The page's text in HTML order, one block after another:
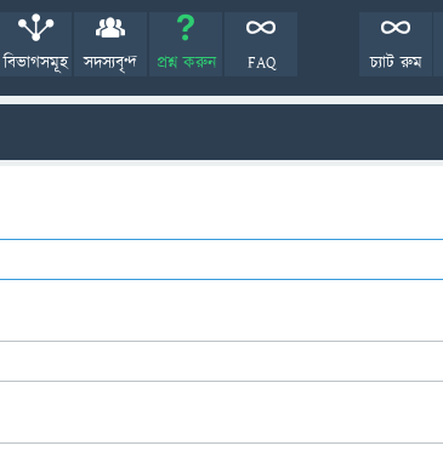
বিভাগসমূহ সদস্যবৃন্দ প্রশ্ন করুন FAQ চ্যাট রুম